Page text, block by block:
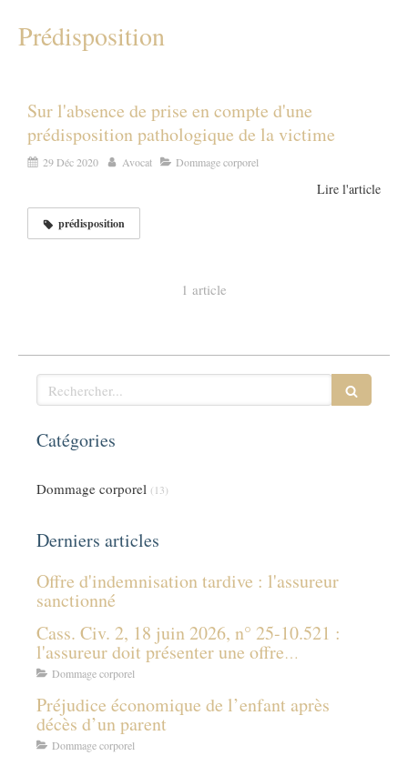
Prédisposition
Sur l'absence de prise en compte d'une
prédisposition pathologique de la victime
29 Déc 2020 Avocat Dommage corporel
Lire l'article
prédisposition
1 article
Rechercher
Catégories
Dommage corporel (13)
Derniers articles
Offre d'indemnisation tardive : l'assureur
sanctionné
Cass. Civ. 2, 18 juin 2026, n° 25-10.521 :
l'assureur doit présenter une offre
d'indemnisation même sans connaître les
Dommage corporel
Préjudice économique de l’enfant après
décès d’un parent
Dommage corporel